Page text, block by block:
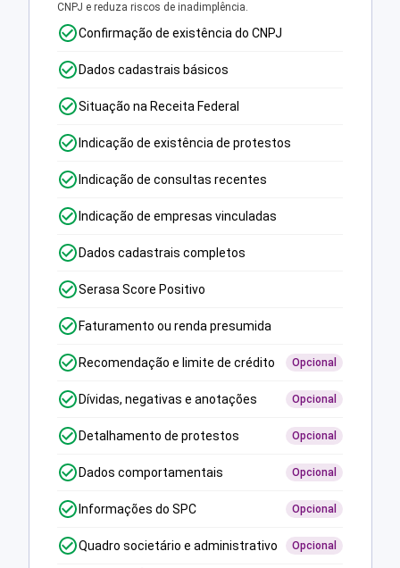
CNPJ e reduza riscos de inadimplência.
Confirmação de existência do CNPJ
Dados cadastrais básicos
Situação na Receita Federal
Indicação de existência de protestos
Indicação de consultas recentes
Indicação de empresas vinculadas
Dados cadastrais completos
Serasa Score Positivo
Faturamento ou renda presumida
Recomendação e limite de crédito Opcional
Dívidas, negativas e anotações Opcional
Detalhamento de protestos Opcional
Dados comportamentais Opcional
Informações do SPC Opcional
Quadro societário e administrativo Opcional